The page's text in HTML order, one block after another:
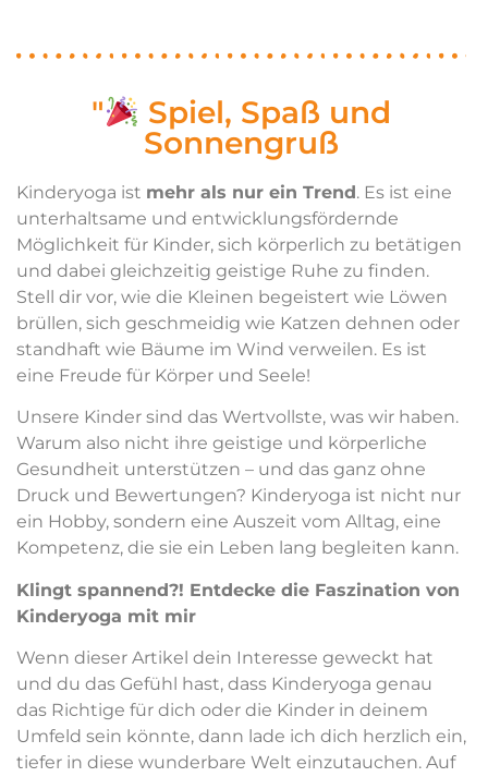
"
Spiel, Spaß und
Sonnengruß
Kinderyoga ist mehr als nur ein Trend. Es ist eine
unterhaltsame und entwicklungsfördernde
Möglichkeit für Kinder, sich körperlich zu betätigen
und dabei gleichzeitig geistige Ruhe zu finden.
Stell dir vor, wie die Kleinen begeistert wie Löwen
brüllen, sich geschmeidig wie Katzen dehnen oder
standhaft wie Bäume im Wind verweilen. Es ist
eine Freude für Körper und Seele!
Unsere Kinder sind das Wertvollste, was wir haben.
Warum also nicht ihre geistige und körperliche
Gesundheit unterstützen – und das ganz ohne
Druck und Bewertungen? Kinderyoga ist nicht nur
ein Hobby, sondern eine Auszeit vom Alltag, eine
Kompetenz, die sie ein Leben lang begleiten kann.
Klingt spannend?! Entdecke die Faszination von
Kinderyoga mit mir
Wenn dieser Artikel dein Interesse geweckt hat
und du das Gefühl hast, dass Kinderyoga genau
das Richtige für dich oder die Kinder in deinem
Umfeld sein könnte, dann lade ich dich herzlich ein,
tiefer in diese wunderbare Welt einzutauchen. Auf